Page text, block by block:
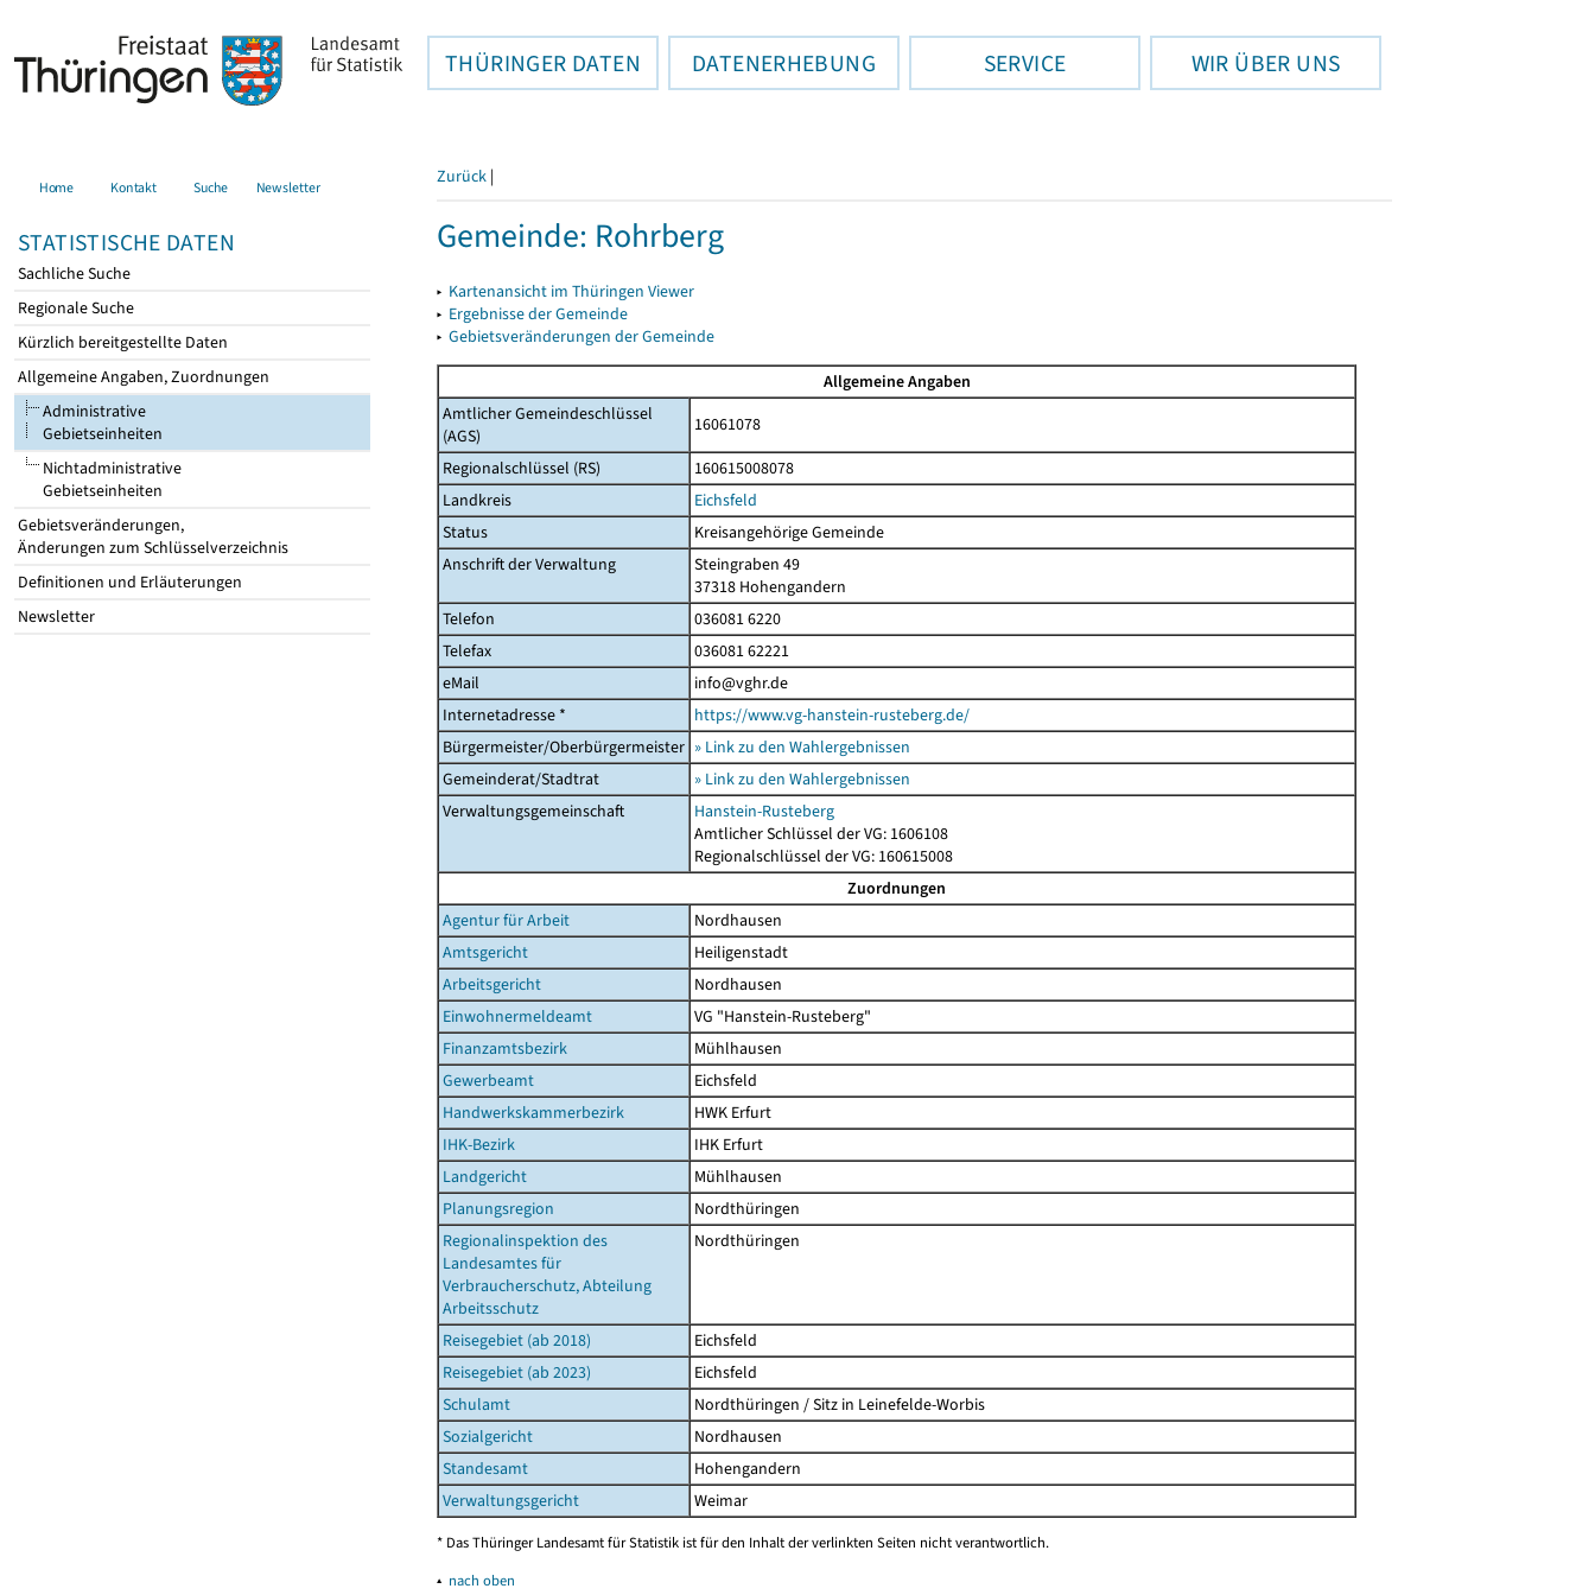
THÜRINGER DATEN DATENERHEBUNG SERVICE WIR ÜBER UNS
Home Kontakt Suche Newsletter
STATISTISCHE DATEN
Sachliche Suche
Regionale Suche
Kürzlich bereitgestellte Daten
Allgemeine Angaben, Zuordnungen
Administrative
Gebietseinheiten
Nichtadministrative
Gebietseinheiten
Gebietsveränderungen,
Änderungen zum Schlüsselverzeichnis
Definitionen und Erläuterungen
Newsletter
Zurück |
Gemeinde: Rohrberg
▸ Kartenansicht im Thüringen Viewer
▸ Ergebnisse der Gemeinde
▸ Gebietsveränderungen der Gemeinde
Allgemeine Angaben
Amtlicher Gemeindeschlüssel
(AGS)
16061078
Regionalschlüssel (RS)
160615008078
Landkreis
Eichsfeld
Status
Kreisangehörige Gemeinde
Anschrift der Verwaltung
Steingraben 49
37318 Hohengandern
Telefon
036081 6220
Telefax
036081 62221
eMail
info@vghr.de
Internetadresse *
https://www.vg-hanstein-rusteberg.de/
Bürgermeister/Oberbürgermeister » Link zu den Wahlergebnissen
Gemeinderat/Stadtrat
» Link zu den Wahlergebnissen
Verwaltungsgemeinschaft
Hanstein-Rusteberg
Amtlicher Schlüssel der VG: 1606108
Regionalschlüssel der VG: 160615008
Zuordnungen
Agentur für Arbeit
Nordhausen
Amtsgericht
Heiligenstadt
Arbeitsgericht
Nordhausen
Einwohnermeldeamt
VG "Hanstein-Rusteberg"
Finanzamtsbezirk
Mühlhausen
Gewerbeamt
Eichsfeld
Handwerkskammerbezirk
HWK Erfurt
IHK-Bezirk
IHK Erfurt
Landgericht
Mühlhausen
Planungsregion
Nordthüringen
Regionalinspektion des
Landesamtes für
Verbraucherschutz, Abteilung
Arbeitsschutz
Nordthüringen
Reisegebiet (ab 2018)
Eichsfeld
Reisegebiet (ab 2023)
Eichsfeld
Schulamt
Nordthüringen / Sitz in Leinefelde-Worbis
Sozialgericht
Nordhausen
Standesamt
Hohengandern
Verwaltungsgericht
Weimar
* Das Thüringer Landesamt für Statistik ist für den Inhalt der verlinkten Seiten nicht verantwortlich.
▴ nach oben